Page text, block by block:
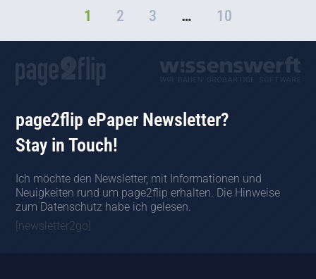
1 2 3 … 10
page2flip ePaper Newsletter?
Stay in Touch!
Ich möchte den Newsletter, mit Informationen und
Neuigkeiten rund um page2flip erhalten. Die Hinweise
zum Datenschutz habe ich gelesen.
[newsletter2go]